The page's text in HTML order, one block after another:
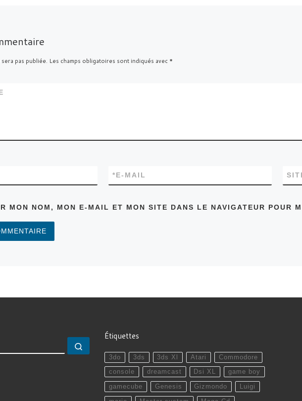
pas publiée. Les champs obligatoires sont indiqués avec *
E-MAIL
*
MON NOM, MON E-MAIL ET MON SITE DANS LE NAVIGATEUR POUR
Étiquettes
3do 3ds 3ds Xl Atari Commodore
console dreamcast Dsi XL game boy
gamecube Genesis Gizmondo Luigi